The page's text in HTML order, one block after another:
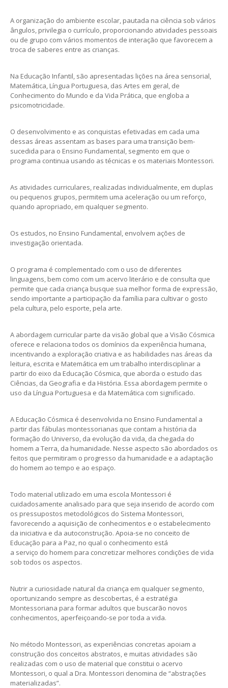
A organização do ambiente escolar, pautada na ciência sob vários
ângulos, privilegia o currículo, proporcionando atividades pessoais
ou de grupo com vários momentos de interação que favorecem a
troca de saberes entre as crianças.
Na Educação Infantil, são apresentadas lições na área sensorial,
Matemática, Língua Portuguesa, das Artes em geral, de
Conhecimento do Mundo e da Vida Prática, que engloba a
psicomotricidade.
O desenvolvimento e as conquistas efetivadas em cada uma
dessas áreas assentam as bases para uma transição bem-
sucedida para o Ensino Fundamental, segmento em que o
programa continua usando as técnicas e os materiais Montessori.
As atividades curriculares, realizadas individualmente, em duplas
ou pequenos grupos, permitem uma aceleração ou um reforço,
quando apropriado, em qualquer segmento.
Os estudos, no Ensino Fundamental, envolvem ações de
investigação orientada.
O programa é complementado com o uso de diferentes
linguagens, bem como com um acervo literário e de consulta que
permite que cada criança busque sua melhor forma de expressão,
sendo importante a participação da família para cultivar o gosto
pela cultura, pelo esporte, pela arte.
A abordagem curricular parte da visão global que a Visão Cósmica
oferece e relaciona todos os domínios da experiência humana,
incentivando a exploração criativa e as habilidades nas áreas da
leitura, escrita e Matemática em um trabalho interdisciplinar a
partir do eixo da Educação Cósmica, que aborda o estudo das
Ciências, da Geografia e da História. Essa abordagem permite o
uso da Língua Portuguesa e da Matemática com significado.
A Educação Cósmica é desenvolvida no Ensino Fundamental a
partir das fábulas montessorianas que contam a história da
formação do Universo, da evolução da vida, da chegada do
homem a Terra, da humanidade. Nesse aspecto são abordados os
feitos que permitiram o progresso da humanidade e a adaptação
do homem ao tempo e ao espaço.
Todo material utilizado em uma escola Montessori é
cuidadosamente analisado para que seja inserido de acordo com
os pressupostos metodológicos do Sistema Montessori,
favorecendo a aquisição de conhecimentos e o estabelecimento
da iniciativa e da autoconstrução. Apoia-se no conceito de
Educação para a Paz, no qual o conhecimento está
a serviço do homem para concretizar melhores condições de vida
sob todos os aspectos.
Nutrir a curiosidade natural da criança em qualquer segmento,
oportunizando sempre as descobertas, é a estratégia
Montessoriana para formar adultos que buscarão novos
conhecimentos, aperfeiçoando-se por toda a vida.
No método Montessori, as experiências concretas apoiam a
construção dos conceitos abstratos, e muitas atividades são
realizadas com o uso de material que constitui o acervo
Montessori, o qual a Dra. Montessori denomina de “abstrações
materializadas”.